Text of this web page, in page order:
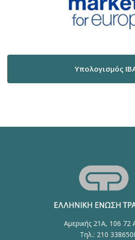
Υπολογισμός
Αμερικής 21Α, 106 72
Τηλ.: 210